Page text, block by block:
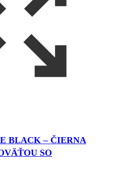
BLACK – ČIERNA
SO